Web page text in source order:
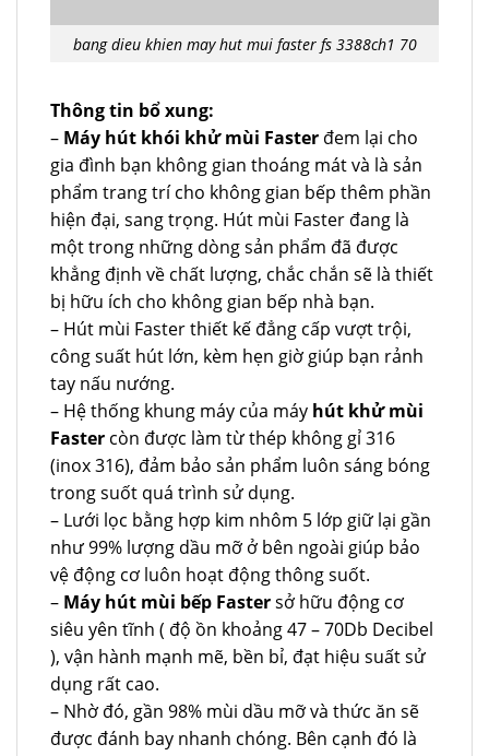
bang dieu khien may hut mui faster fs 3388ch1 70
Thông tin bổ xung:
– Máy hút khói khử mùi Faster đem lại cho
gia đình bạn không gian thoáng mát và là sản
phẩm trang trí cho không gian bếp thêm phần
hiện đại, sang trọng. Hút mùi Faster đang là
một trong những dòng sản phẩm đã được
khẳng định về chất lượng, chắc chắn sẽ là thiết
bị hữu ích cho không gian bếp nhà bạn.
– Hút mùi Faster thiết kế đẳng cấp vượt trội,
công suất hút lớn, kèm hẹn giờ giúp bạn rảnh
tay nấu nướng.
– Hệ thống khung máy của máy hút khử mùi
Faster còn được làm từ thép không gỉ 316
(inox 316), đảm bảo sản phẩm luôn sáng bóng
trong suốt quá trình sử dụng.
– Lưới lọc bằng hợp kim nhôm 5 lớp giữ lại gần
như 99% lượng dầu mỡ ở bên ngoài giúp bảo
vệ động cơ luôn hoạt động thông suốt.
– Máy hút mùi bếp Fastersở hữu động cơ
siêu yên tĩnh ( độ ồn khoảng 47 – 70Db Decibel
), vận hành mạnh mẽ, bền bỉ, đạt hiệu suất sử
dụng rất cao.
– Nhờ đó, gần 98% mùi dầu mỡ và thức ăn sẽ
được đánh bay nhanh chóng. Bên cạnh đó là